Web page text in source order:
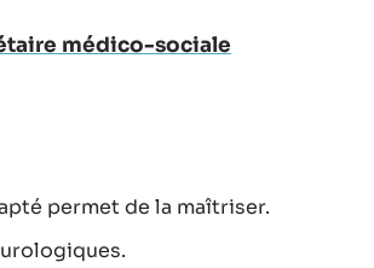
médico-sociale
permet de la maîtriser.